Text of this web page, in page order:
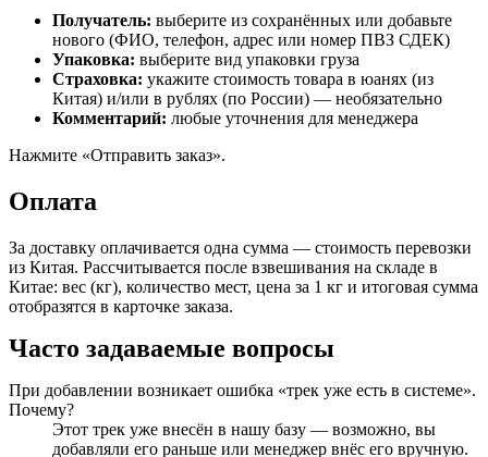
Получатель: выберите из сохранённых или добавьте
нового (ФИО, телефон, адрес или номер ПВЗ СДЕК)
Упаковка: выберите вид упаковки груза
Страховка: укажите стоимость товара в юанях (из
Китая) и/или в рублях (по России) — необязательно
Комментарий: любые уточнения для менеджера
Нажмите «Отправить заказ».
Оплата
За доставку оплачивается одна сумма — стоимость перевозки
из Китая. Рассчитывается после взвешивания на складе в
Китае: вес (кг), количество мест, цена за 1 кг и итоговая сумма
отобразятся в карточке заказа.
Часто задаваемые вопросы
При добавлении возникает ошибка «трек уже есть в системе».
Почему?
Этот трек уже внесён в нашу базу — возможно, вы
добавляли его раньше или менеджер внёс его вручную.